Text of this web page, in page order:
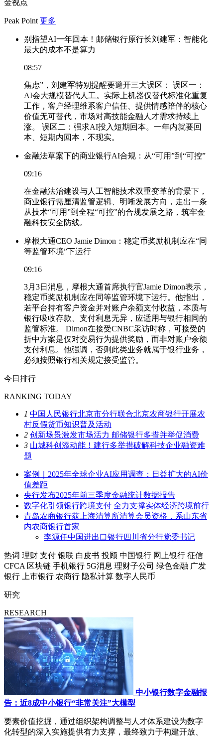
金视点
Peak Point 更多
别指望AI一年回本！邮储银行原行长刘建军：智能化
最大的成本不是算力
08:57
焦虑”，刘建军特别提醒要避开三大误区： 误区一：
AI会大规模替代人工。实际上机器仅替代标准化重复
工作，客户经理维系客户信任、提供情感陪伴的核心
价值无可替代，市场对高技能金融人才需求持续上
涨。 误区二：强求AI投入短期回本。一年内就要回
本、短期内回本，不现实。
金融法草案下的商业银行AI合规：从“可用”到“可控”
09:16
在金融法治建设与人工智能技术双重变革的背景下，
商业银行需厘清监管逻辑、明晰发展方向，走出一条
从技术“可用”到全程“可控”的合规发展之路，筑牢金
融科技安全防线。
摩根大通CEO Jamie Dimon：稳定币奖励机制应在“同
等监管环境”下运行
09:16
3月3日消息，摩根大通首席执行官Jamie Dimon表示，
稳定币奖励机制应在同等监管环境下运行。他指出，
若平台持有客户资金并对账户余额支付收益，本质与
银行吸收存款、支付利息无异，应适用与银行相同的
监管标准。 Dimon在接受CNBC采访时称，可接受的
折中方案是仅对交易行为提供奖励，而非对账户余额
支付利息。他强调，否则此类业务就属于银行业务，
必须按照银行相关规定接受监管。
今日排行
RANKING TODAY
1 中国人民银行北京市分行联合北京农商银行开展农
村反假货币知识普及活动
2 创新场景激发市场活力 邮储银行多措并举促消费
3 山城科创添动能！建行多举措破解科技企业融资难
题
案例｜2025年全球企业AI应用调查：日益扩大的AI价
值差距
央行发布2025年前三季度金融统计数据报告
数字化引领银行跨境支付 全力支撑实体经济跨境前行
青岛农商银行获上海清算所清算会员资格，系山东省
内农商银行首家
李源任中国进出口银行四川省分行党委书记
热词 理财 支付 银联 白皮书 投顾 中国银行 网上银行 征信
CFCA 区块链 手机银行 5G消息 理财子公司 绿色金融 广发
银行
上市银行 农商行 隐私计算 数字人民币
研究
RESEARCH
中小银行数字金融报
告：近8成中小银行“非常关注”大模型
要素价值挖掘，通过组织架构调整与人才体系建设为数字
化转型的深入实施提供有力支撑，最终致力于构建开放、